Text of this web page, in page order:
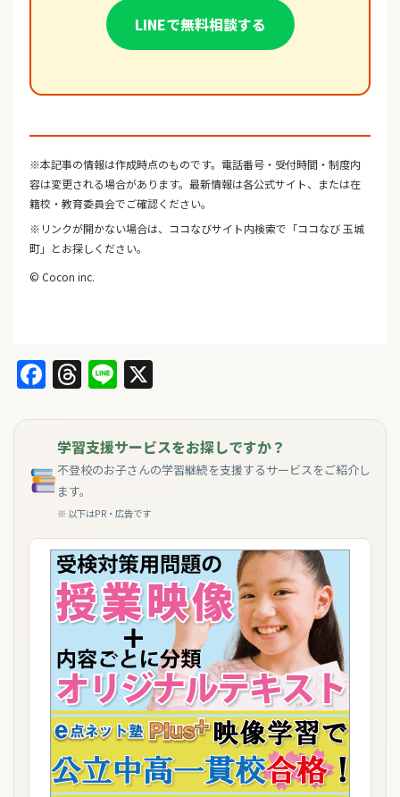
LINEで無料相談する
※本記事の情報は作成時点のものです。電話番号・受付時間・制度内
容は変更される場合があります。最新情報は各公式サイト、または在
籍校・教育委員会でご確認ください。
※リンクが開かない場合は、ココなびサイト内検索で「ココなび 玉城
町」とお探しください。
© Cocon inc.
Facebook
Threads
Line
学習支援サービスをお探しですか？
不登校のお子さんの学習継続を支援するサービスをご紹介し
ます。
※ 以下はPR・広告です